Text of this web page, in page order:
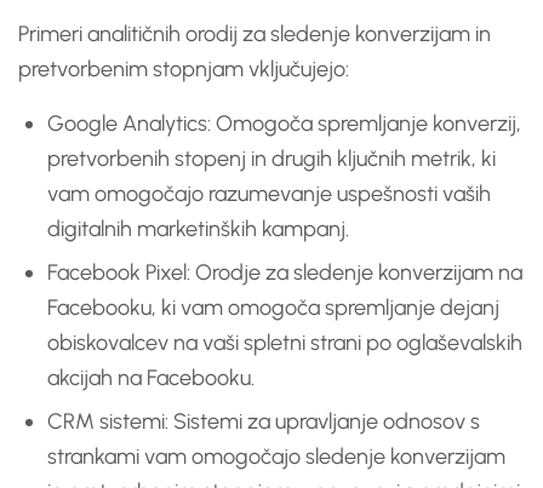
Primeri analitičnih orodij za sledenje konverzijam in
pretvorbenim stopnjam vključujejo:
Google Analytics: Omogoča spremljanje konverzij,
pretvorbenih stopenj in drugih ključnih metrik, ki
vam omogočajo razumevanje uspešnosti vaših
digitalnih marketinških kampanj.
Facebook Pixel: Orodje za sledenje konverzijam na
Facebooku, ki vam omogoča spremljanje dejanj
obiskovalcev na vaši spletni strani po oglaševalskih
akcijah na Facebooku.
CRM sistemi: Sistemi za upravljanje odnosov s
strankami vam omogočajo sledenje konverzijam